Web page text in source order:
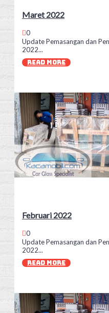
Maret 2022
0
Update Pemasangan dan
2022...
READ MORE
Februari 2022
0
Update Pemasangan dan
2022...
READ MORE